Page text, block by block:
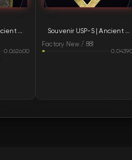
FN
FN
Souvenir USP-S | Ancient Visions (Factory New)
0.062600
Souvenir USP-S | Ancient Visions (Factory New)
Factory New / 881